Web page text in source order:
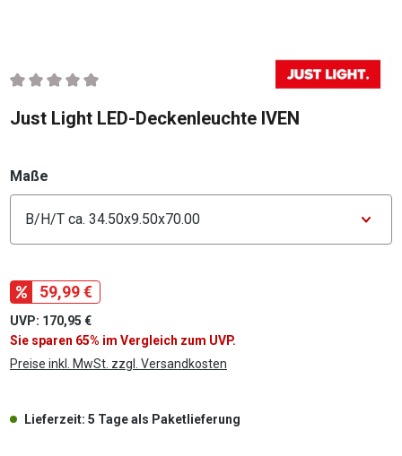
Durchschnittliche Bewertung von 0 von 5 Sternen
Just Light LED-Deckenleuchte IVEN
Maße
59,99 €
UVP: 170,95 €
Sie sparen 65% im Vergleich zum UVP.
Preise inkl. MwSt. zzgl. Versandkosten
Lieferzeit: 5 Tage als Paketlieferung